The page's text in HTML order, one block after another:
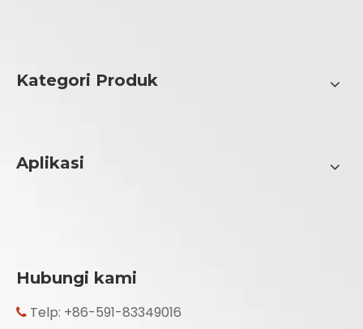
Kategori Produk
Aplikasi
Hubungi kami
 Telp: +86-591-83349016